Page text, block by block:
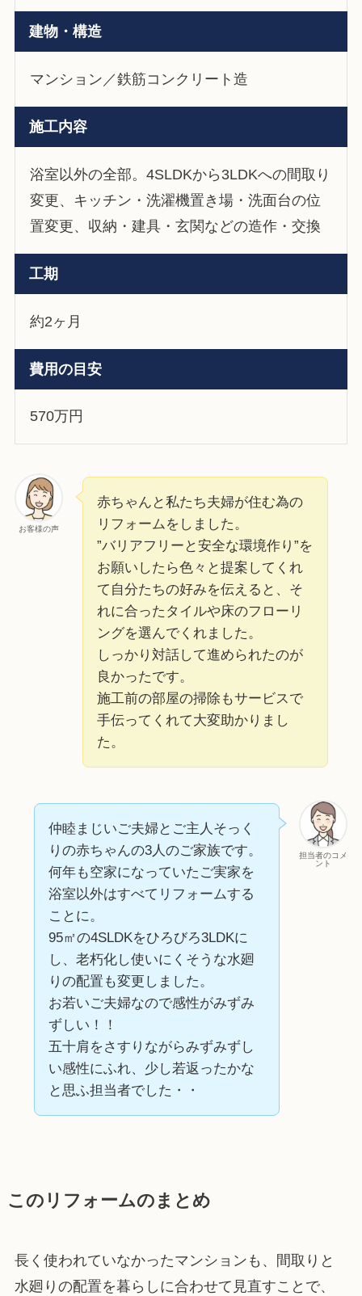
建物・構造
マンション／鉄筋コンクリート造
施工内容
浴室以外の全部。4SLDKから3LDKへの間取り
変更、キッチン・洗濯機置き場・洗面台の位
置変更、収納・建具・玄関などの造作・交換
工期
約2ヶ月
費用の目安
570万円
お客様の声
赤ちゃんと私たち夫婦が住む為の
リフォームをしました。
”バリアフリーと安全な環境作り”を
お願いしたら色々と提案してくれ
て自分たちの好みを伝えると、そ
れに合ったタイルや床のフローリ
ングを選んでくれました。
しっかり対話して進められたのが
良かったです。
施工前の部屋の掃除もサービスで
手伝ってくれて大変助かりまし
た。
担当者のコメ
ント
仲睦まじいご夫婦とご主人そっく
りの赤ちゃんの3人のご家族です。
何年も空家になっていたご実家を
浴室以外はすべてリフォームする
ことに。
95㎡の4SLDKをひろびろ3LDKに
し、老朽化し使いにくそうな水廻
りの配置も変更しました。
お若いご夫婦なので感性がみずみ
ずしい！！
五十肩をさすりながらみずみずし
い感性にふれ、少し若返ったかな
と思ふ担当者でした・・
このリフォームのまとめ
長く使われていなかったマンションも、間取りと
水廻りの配置を暮らしに合わせて見直すことで、